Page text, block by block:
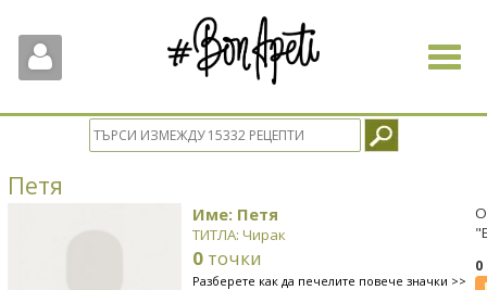
Toggle
Петя
Име: Петя
ТИТЛА: Чирак
0 точки
Разберете как да печелите повече значки >>